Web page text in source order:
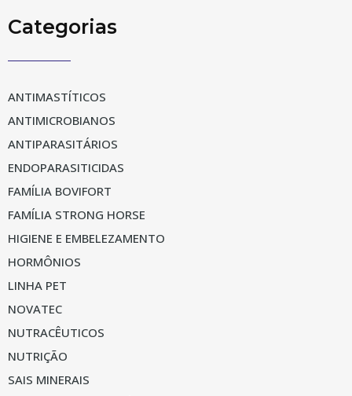
Categorias
ANTIMASTÍTICOS
ANTIMICROBIANOS
ANTIPARASITÁRIOS
ENDOPARASITICIDAS
FAMÍLIA BOVIFORT
FAMÍLIA STRONG HORSE
HIGIENE E EMBELEZAMENTO
HORMÔNIOS
LINHA PET
NOVATEC
NUTRACÊUTICOS
NUTRIÇÃO
SAIS MINERAIS